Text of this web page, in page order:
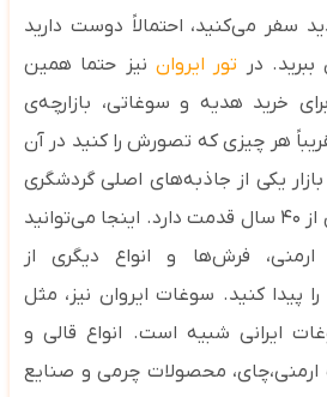
سفر می‌کنید، احتمالاً دوست دارید
درتور ایرواننیز حتما همین
خرید هدیه و سوغاتی، بازارچه‌ی
هر چیزی که تصورش را کنید در آن
یکی از جاذبه‌های اصلی گردشگری
ایروان است و بیش از ۴۰ سال قدمت دارد. اینجا می‌توانید
فرش‌ها و انواع دیگری از
پیدا کنید. سوغات ایروان نیز، مثل
ایرانی شبیه است. انواع قالی و
محصولات چرمی و صنایع